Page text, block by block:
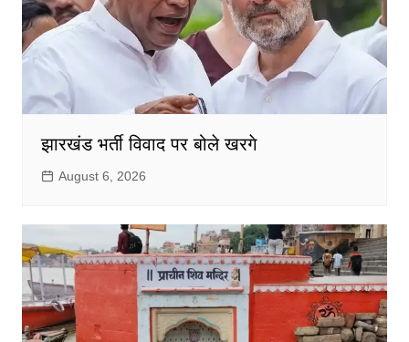
झारखंड भर्ती विवाद पर बोले खरगे
August 6, 2026